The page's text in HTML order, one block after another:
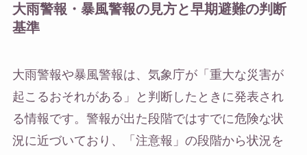
大雨警報・暴風警報の見方と早期避難の判断
基準
大雨警報や暴風警報は、気象庁が「重大な災害が
起こるおそれがある」と判断したときに発表され
る情報です。警報が出た段階ではすでに危険な状
況に近づいており、「注意報」の段階から状況を